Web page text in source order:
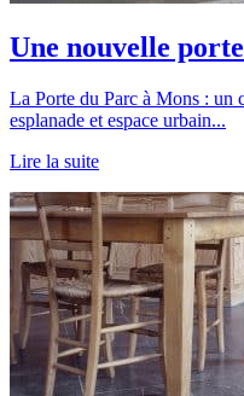
Une nouvelle
La Porte du Parc à Mons : un
esplanade et espace urbain...
Lire la suite